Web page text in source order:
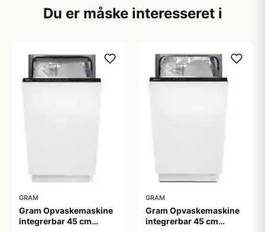
Du er måske interesseret i
GRAM
Gram Opvaskemaskine
integrerbar 45 cm
GRAM
Gram Opvaskemaskine
integrerbar 45 cm